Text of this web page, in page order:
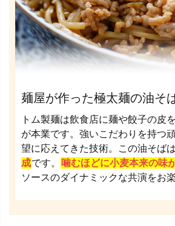
麺屋が作った極太麺の油そ
トム製麺は飲食店に麺や餃子の皮
が本業です。強いこだわりを持つ
望に応えてきた技術。この油そば
成です。 噛むほどに小麦本来の味
ソースのダイナミックな共演をお